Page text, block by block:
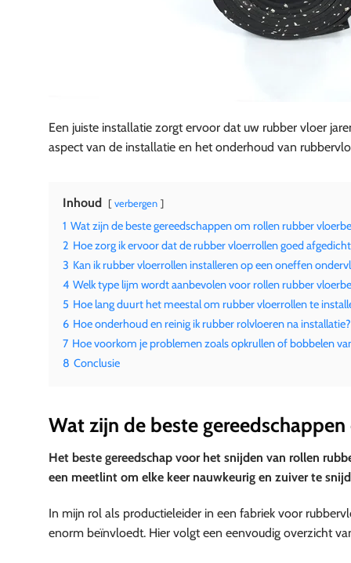
Een juiste installatie zorgt ervoor dat uw rubber vloer
aspect van de installatie en het onderhoud van
Inhoud verbergen
1 Wat zijn de beste gereedschappen om rollen rubber
2 Hoe zorg ik ervoor dat de rubber vloerrollen goed
3 Kan ik rubber vloerrollen installeren op een oneffen
4 Welk type lijm wordt aanbevolen voor rollen rubber
5 Hoe lang duurt het meestal om rubber vloerrollen te
6 Hoe onderhoud en reinig ik rubber rolvloeren na
7 Hoe voorkom je problemen zoals opkrullen of bobbelen
8 Conclusie
Wat zijn de beste
Het beste gereedschap voor het snijden van rollen
een meetlint om elke keer nauwkeurig en zuiver te
In mijn rol als productieleider in een fabriek voor
enorm beïnvloedt. Hier volgt een eenvoudig overzicht